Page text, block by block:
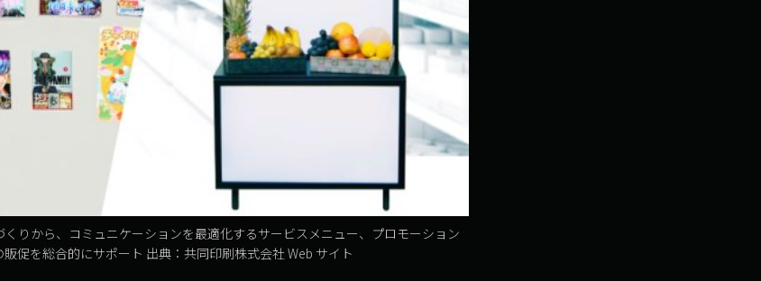
りから、コミュニケーションを最適化するサービスメニュー、プロモーション
促を総合的にサポート 出典：共同印刷株式会社 Web サイト